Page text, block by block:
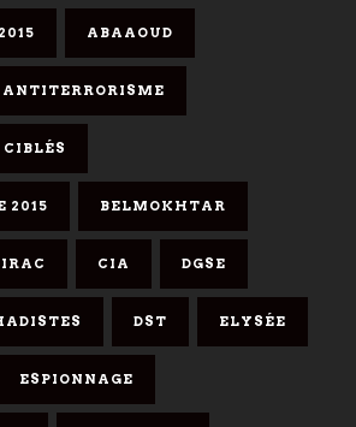
ABAAOUD
ANTITERRORISME
2015 BELMOKHTAR
CIA DGSE
DST ELYSÉE
ESPIONNAGE